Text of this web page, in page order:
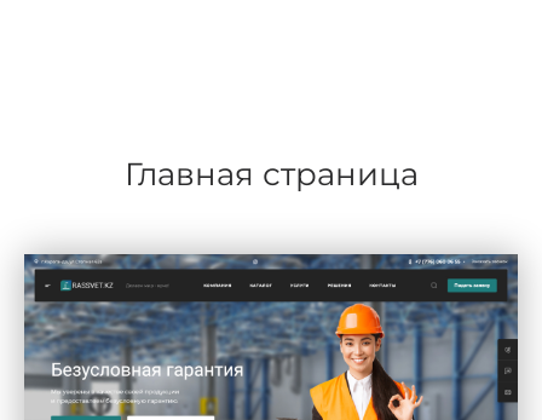
Главная страница